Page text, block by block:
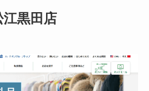
江黒田店